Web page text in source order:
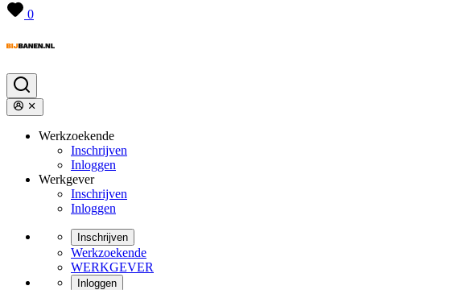
0
Werkzoekende
Inschrijven
Inloggen
Werkgever
Inschrijven
Inloggen
Inschrijven
Werkzoekende
WERKGEVER
Inloggen